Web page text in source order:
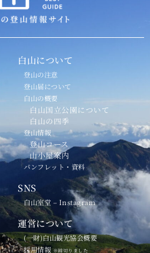
白山について
登山の注意
登山届について
白山の概要
白山国立公園について
白山の四季
登山情報
登山コース
山小屋案内
パンフレット・資料
SNS
白山室堂 – Instagram
運営について
(一財)白山観光協会概要
採用情報※締切りました